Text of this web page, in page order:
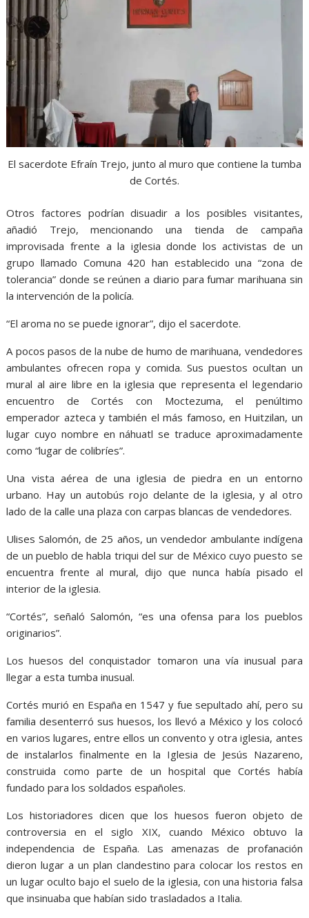
El sacerdote Efraín Trejo, junto al muro que contiene la tumba
de Cortés.
Otros factores podrían disuadir a los posibles visitantes,
añadió Trejo, mencionando una tienda de campaña
improvisada frente a la iglesia donde los activistas de un
grupo llamado Comuna 420 han establecido una “zona de
tolerancia” donde se reúnen a diario para fumar marihuana sin
la intervención de la policía.
“El aroma no se puede ignorar”, dijo el sacerdote.
A pocos pasos de la nube de humo de marihuana, vendedores
ambulantes ofrecen ropa y comida. Sus puestos ocultan un
mural al aire libre en la iglesia que representa el legendario
encuentro de Cortés con Moctezuma, el penúltimo
emperador azteca y también el más famoso, en Huitzilan, un
lugar cuyo nombre en náhuatl se traduce aproximadamente
como “lugar de colibríes”.
Una vista aérea de una iglesia de piedra en un entorno
urbano. Hay un autobús rojo delante de la iglesia, y al otro
lado de la calle una plaza con carpas blancas de vendedores.
Ulises Salomón, de 25 años, un vendedor ambulante indígena
de un pueblo de habla triqui del sur de México cuyo puesto se
encuentra frente al mural, dijo que nunca había pisado el
interior de la iglesia.
“Cortés”, señaló Salomón, “es una ofensa para los pueblos
originarios”.
Los huesos del conquistador tomaron una vía inusual para
llegar a esta tumba inusual.
Cortés murió en España en 1547 y fue sepultado ahí, pero su
familia desenterró sus huesos, los llevó a México y los colocó
en varios lugares, entre ellos un convento y otra iglesia, antes
de instalarlos finalmente en la Iglesia de Jesús Nazareno,
construida como parte de un hospital que Cortés había
fundado para los soldados españoles.
Los historiadores dicen que los huesos fueron objeto de
controversia en el siglo XIX, cuando México obtuvo la
independencia de España. Las amenazas de profanación
dieron lugar a un plan clandestino para colocar los restos en
un lugar oculto bajo el suelo de la iglesia, con una historia falsa
que insinuaba que habían sido trasladados a Italia.